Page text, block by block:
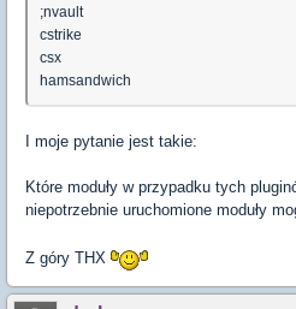
;nvault
cstrike
csx
hamsandwich
I moje pytanie jest takie:
Które moduły w przypadku tych
niepotrzebnie uruchomione moduły
Z góry THX